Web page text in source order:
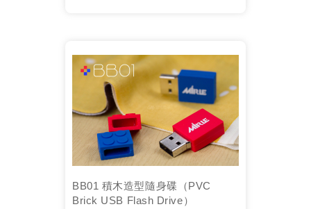
BB01 積木造型隨身碟（PVC
Brick USB Flash Drive）